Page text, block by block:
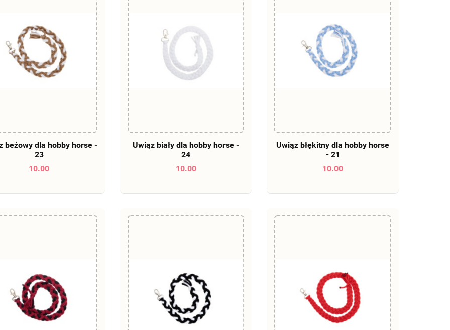
DO KOSZYKA
beżowy dla hobby horse -
23
10.00
DO KOSZYKA
Uwiąz biały dla hobby horse -
24
10.00
DO KOSZYKA
Uwiąz błękitny dla hobby horse
- 21
10.00